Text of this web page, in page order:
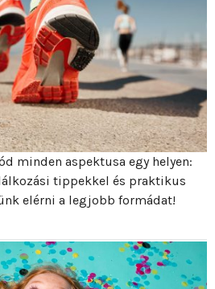
minden aspektusa egy helyen:
tippekkel és praktikus
elérni a legjobb formádat!